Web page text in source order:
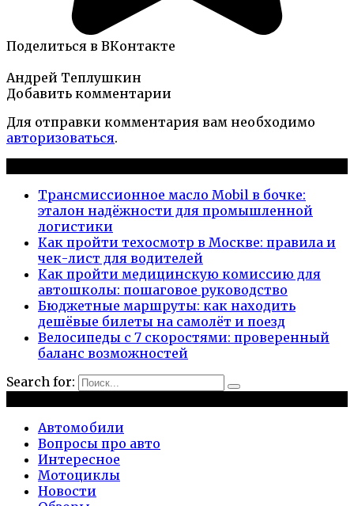
Поделиться в ВКонтакте
Андрей Теплушкин
Добавить комментарии
Для отправки комментария вам необходимо
авторизоваться.
Трансмиссионное масло Mobil в бочке:
эталон надёжности для промышленной
логистики
Как пройти техосмотр в Москве: правила и
чек-лист для водителей
Как пройти медицинскую комиссию для
автошколы: пошаговое руководство
Бюджетные маршруты: как находить
дешёвые билеты на самолёт и поезд
Велосипеды с 7 скоростями: проверенный
баланс возможностей
Search for:
Автомобили
Вопросы про авто
Интересное
Мотоциклы
Новости